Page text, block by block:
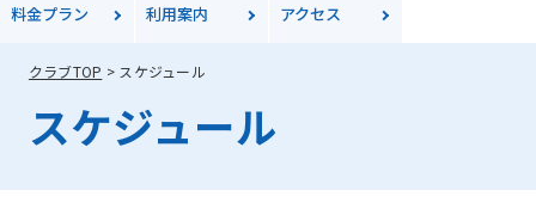
料金プラン 利用案内 アクセス
クラブTOP スケジュール
スケジュール